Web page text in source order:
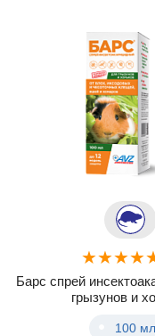
Барс спрей
грызунов и
100 мл